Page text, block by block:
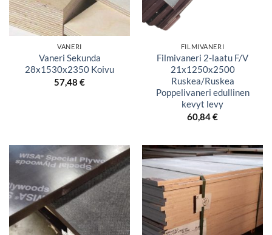
VANERI
Vaneri Sekunda
28x1530x2350 Koivu
57,48 €
FILMIVANERI
Filmivaneri 2-laatu F/V
21x1250x2500
Ruskea/Ruskea
Poppelivaneri edullinen
kevyt levy
60,84€